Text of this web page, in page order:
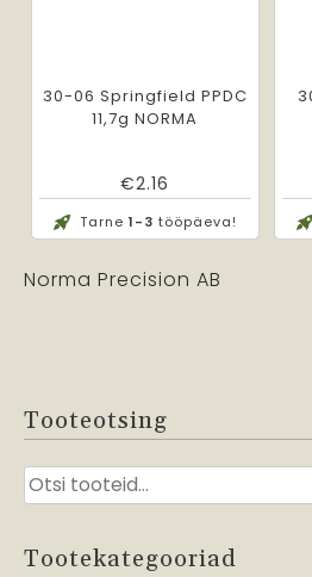
30-06 Springfield PPDC
11,7g NORMA
€2.16
Tarne 1-3 tööpäeva!
Norma Precision AB
Tooteotsing
Otsi:
Tootekategooriad